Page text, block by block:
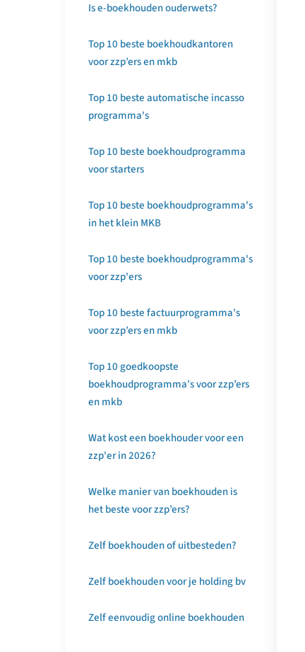
Is e-boekhouden ouderwets?
Top 10 beste boekhoudkantoren
voor zzp’ers en mkb
Top 10 beste automatische incasso
programma's
Top 10 beste boekhoudprogramma
voor starters
Top 10 beste boekhoudprogramma's
in het klein MKB
Top 10 beste boekhoudprogramma's
voor zzp'ers
Top 10 beste factuurprogramma’s
voor zzp’ers en mkb
Top 10 goedkoopste
boekhoudprogramma’s voor zzp’ers
en mkb
Wat kost een boekhouder voor een
zzp'er in 2026?
Welke manier van boekhouden is
het beste voor zzp’ers?
Zelf boekhouden of uitbesteden?
Zelf boekhouden voor je holding bv
Zelf eenvoudig online boekhouden